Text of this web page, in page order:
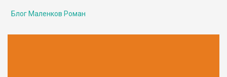
Блог Маленков Роман